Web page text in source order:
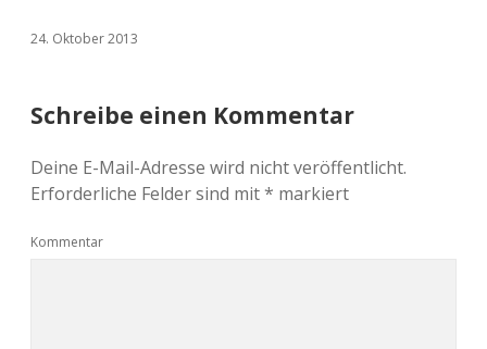
24. Oktober 2013
Schreibe einen Kommentar
Deine E-Mail-Adresse wird nicht veröffentlicht.
Erforderliche Felder sind mit* markiert
Kommentar